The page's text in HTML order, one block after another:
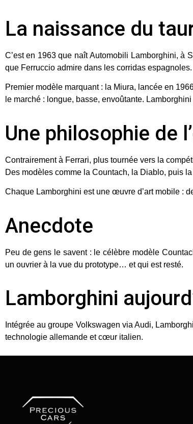
La naissance du
C’est en 1963 que naîtAutomobili Lamborghini, à
que Ferruccio admire dans les corridas espagnoles.
Premier modèle marquant : la Miura, lancée en
le marché : longue, basse, envoûtante.
Une philosophie de
Contrairement à Ferrari, plus tournée vers la
Des modèles comme la Countach, la Diablo, puis la
Chaque Lamborghini est une œuvre d’art mobile :
Anecdote
Peu de gens le savent : le célèbre modèle
un ouvrier à la vue du prototype… et qui est resté.
Lamborghini
Intégrée au groupe Volkswagen via Audi,
technologie allemande et cœur italien.